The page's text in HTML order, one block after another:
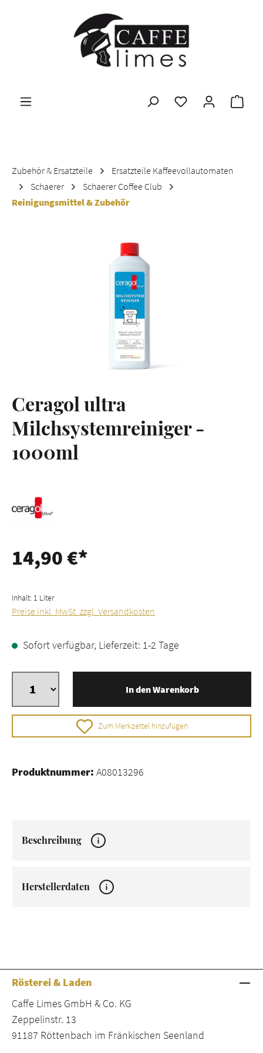
Zum Hauptinhalt springen
Zubehör & Ersatzteile
Ersatzteile Kaffeevollautomaten
Schaerer
Schaerer Coffee Club
Reinigungsmittel & Zubehör
Ceragol ultra
Milchsystemreiniger -
1000ml
14,90 €*
Inhalt: 1 Liter
Preise inkl. MwSt. zzgl. Versandkosten
Sofort verfügbar, Lieferzeit: 1-2 Tage
In den Warenkorb
Zum Merkzettel hinzufügen
Produktnummer: A08013296
Beschreibung
Herstellerdaten
Rösterei & Laden
Caffe Limes GmbH & Co. KG
Zeppelinstr. 13
91187 Röttenbach im Fränkischen Seenland